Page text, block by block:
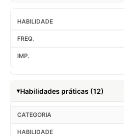
Habilidades práticas (12)